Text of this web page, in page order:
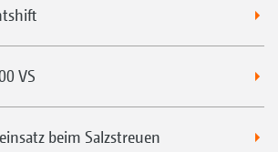
VS
beim Salzstreuen